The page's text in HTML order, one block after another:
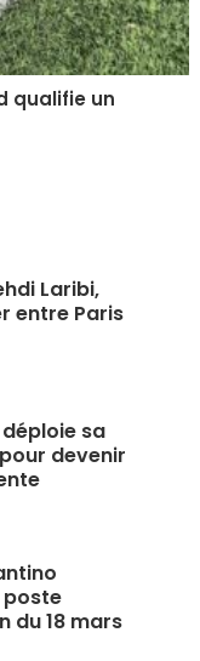
qualifie un
Laribi,
entre Paris
sa
devenir
du 18 mars